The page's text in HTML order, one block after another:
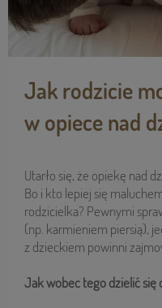
Jak rodzicie
w opiece nad
Utarło się, że opiekę nad
Bo i kto lepiej się
rodzicielka? Pewnymi
(np. karmieniem piersią),
z dzieckiem powinni
Jak wobec tego dzielić się